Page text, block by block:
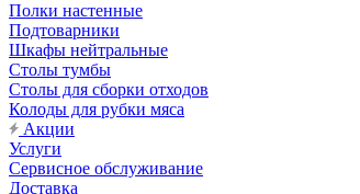
Полки настенные
Подтоварники
Шкафы нейтральные
Столы тумбы
Столы для сборки отходов
Колоды для рубки мяса
Акции
Услуги
Сервисное обслуживание
Доставка